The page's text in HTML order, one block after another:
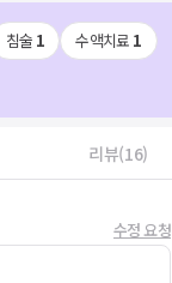
침술 1 수액치료 1
리뷰(16)
수정 요청